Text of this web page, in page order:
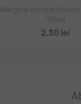
Vizualizare
Mărgele Acrilice Scoică
10buc
2,30 lei